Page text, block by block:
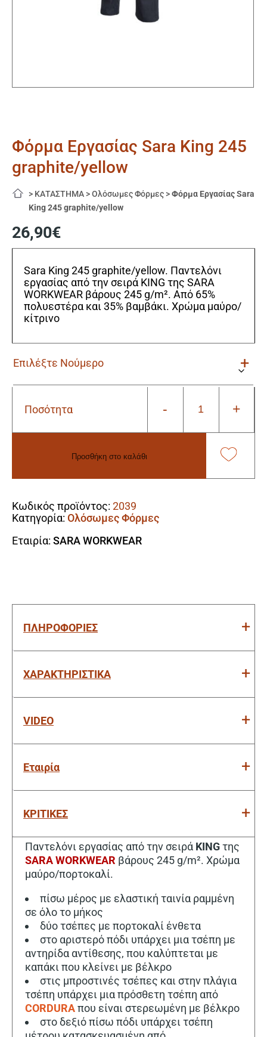
Φόρμα Εργασίας Sara King 245
graphite/yellow
> ΚΑΤΑΣΤΗΜΑ >Ολόσωμες Φόρμες >Φόρμα Εργασίας Sara
King 245 graphite/yellow
26,90€
Sara King 245 graphite/yellow. Παντελόνι
εργασίας από την σειρά KING της SARA
WORKWEAR βάρους 245 g/m². Από 65%
πολυεστέρα και 35% βαμβάκι. Χρώμα μαύρο/
κίτρινο
Ποσότητα -
Φόρμα
+
Προσθήκη στο καλάθι
Κωδικός προϊόντος: 2039
Κατηγορία: Ολόσωμες Φόρμες
Εταιρία: SARA WORKWEAR
ΠΛΗΡΟΦΟΡΙΕΣ
ΧΑΡΑΚΤΗΡΙΣΤΙΚΑ
VIDEO
Εταιρία
ΚΡΙΤΙΚΕΣ
Παντελόνι εργασίας από την σειρά KINGτης
SARA WORKWEAR βάρους 245 g/m². Χρώμα
μαύρο/πορτοκαλί.
πίσω μέρος με ελαστική ταινία ραμμένη
σε όλο το μήκος
δύο τσέπες με πορτοκαλί ένθετα
στο αριστερό πόδι υπάρχει μια τσέπη με
αντηρίδα αντίθεσης, που καλύπτεται με
καπάκι που κλείνει με βέλκρο
στις μπροστινές τσέπες και στην πλάγια
τσέπη υπάρχει μια πρόσθετη τσέπη από
CORDURAπου είναι στερεωμένη με βέλκρο
στο δεξιό πίσω πόδι υπάρχει τσέπη